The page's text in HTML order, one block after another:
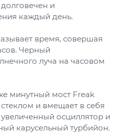
и
каждый день.
время, совершая
Черный
луча на часовом
минутный мост Freak
и вмещает в себя
осциллятор и
карусельный турбийон.